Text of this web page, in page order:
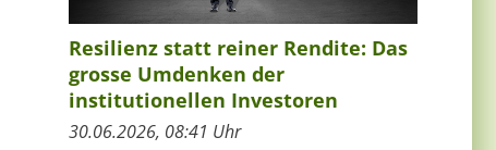
Resilienz statt reiner Rendite: Das
grosse Umdenken der
institutionellen Investoren
30.06.2026, 08:41 Uhr